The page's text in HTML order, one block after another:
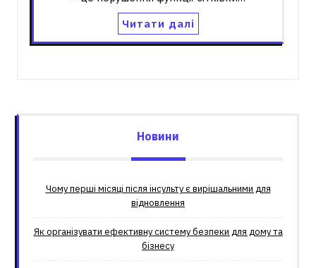
Читати далі
Новини
Чому перші місяці після інсульту є вирішальними для
відновлення
Як організувати ефективну систему безпеки для дому та
бізнесу